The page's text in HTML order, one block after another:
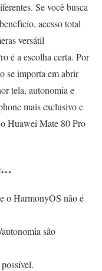
Se você busca
acesso total
versátil
é a escolha certa. Por
se importa em abrir
tela, autonomia e
mais exclusivo e
Huawei Mate 80 Pro
o HarmonyOS não é
são